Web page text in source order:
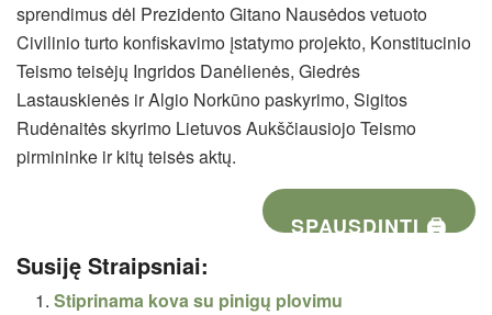
sprendimus dėl Prezidento Gitano Nausėdos vetuoto
Civilinio turto konfiskavimo įstatymo projekto, Konstitucinio
Teismo teisėjų Ingridos Danėlienės, Giedrės
Lastauskienės ir Algio Norkūno paskyrimo, Sigitos
Rudėnaitės skyrimo Lietuvos Aukščiausiojo Teismo
pirmininke ir kitų teisės aktų.
SPAUSDINTI 🖨
Susiję Straipsniai:
Stiprinama kova su pinigų plovimu